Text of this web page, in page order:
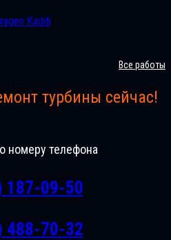
Kaddi
Все работы
турбины сейчас!
номеру телефона
187-09-50
488-70-32